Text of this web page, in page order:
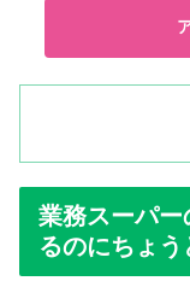
業務スーパ
るのにちょう